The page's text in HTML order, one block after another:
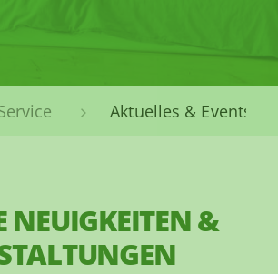
Aktuelles & Events
NEUIGKEITEN &